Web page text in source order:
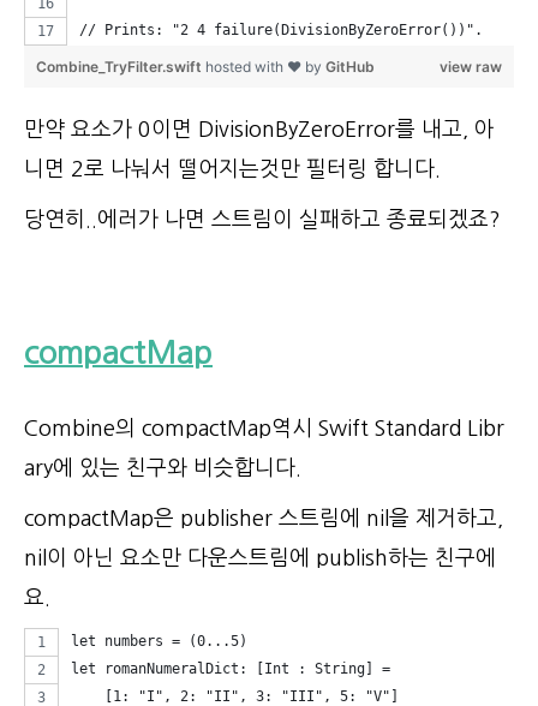
// Prints: "2 4 failure(DivisionByZeroError())".
view raw
Combine_TryFilter.swift hosted with ❤ by GitHub
만약 요소가 0이면 DivisionByZeroError를 내고, 아
니면 2로 나눠서 떨어지는것만 필터링 합니다.
당연히..에러가 나면 스트림이 실패하고 종료되겠죠?
compactMap
Combine의 compactMap역시 Swift Standard Libr
ary에 있는 친구와 비슷합니다.
compactMap은 publisher 스트림에 nil을 제거하고,
nil이 아닌 요소만 다운스트림에 publish하는 친구에
요.
let numbers = (0...5)
let romanNumeralDict: [Int : String] =
    [1: "I", 2: "II", 3: "III", 5: "V"]